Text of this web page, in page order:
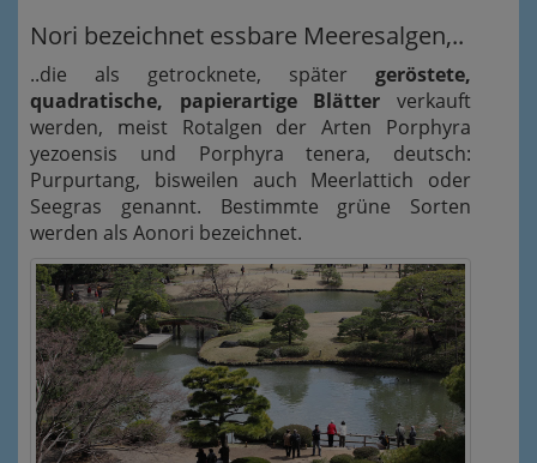
Nori bezeichnet essbare Meeresalgen,..
..die als getrocknete, später geröstete,
quadratische, papierartige Blätter verkauft
werden, meist Rotalgen der Arten Porphyra
yezoensis und Porphyra tenera, deutsch:
Purpurtang, bisweilen auch Meerlattich oder
Seegras genannt. Bestimmte grüne Sorten
werden als Aonori bezeichnet.